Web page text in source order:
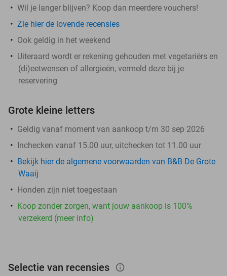
Wil je langer blijven? Koop dan meerdere vouchers!
Zie hier de lovende recensies
Ook geldig in het weekend
Uiteraard wordt er rekening gehouden met vegetariërs en
(di)eetwensen of allergieën, vermeld deze bij je
reservering
Grote kleine letters
Geldig vanaf moment van aankoop t/m 30 sep 2026
Inchecken vanaf 15.00 uur, uitchecken tot 11.00 uur
Bekijk hier de algemene voorwaarden van B&B De Grote
Waaij
Honden zijn niet toegestaan
Koop zonder zorgen, want jouw aankoop is 100%
verzekerd (meer info)
Selectie van recensies info_outlined